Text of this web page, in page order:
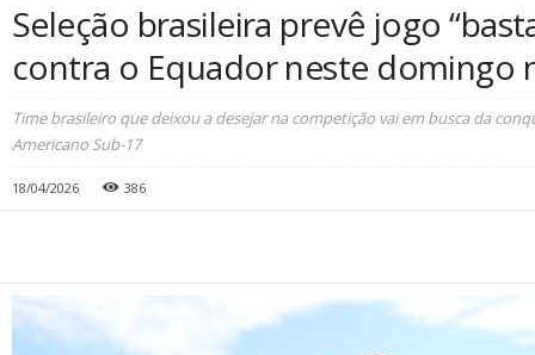
Seleção brasileira prevê jogo
contra o Equador neste domingo
Time brasileiro que deixou a desejar na competição vai em busca da
Americano Sub-17
18/04/2026 386